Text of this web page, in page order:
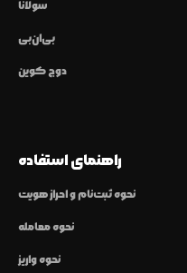
سولانا
بی‌ان‌بی
دوج کوین
راهنمای استفاده
نحوه ثبت‌نام و احراز هویت
نحوه معامله
نحوه واریز